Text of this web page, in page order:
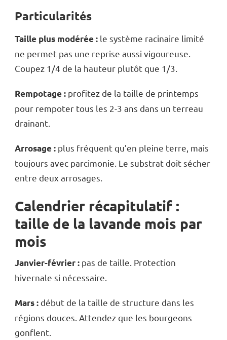
Particularités
Taille plus modérée : le système racinaire limité
ne permet pas une reprise aussi vigoureuse.
Coupez 1/4 de la hauteur plutôt que 1/3.
Rempotage : profitez de la taille de printemps
pour rempoter tous les 2-3 ans dans un terreau
drainant.
Arrosage : plus fréquent qu’en pleine terre, mais
toujours avec parcimonie. Le substrat doit sécher
entre deux arrosages.
Calendrier récapitulatif :
taille de la lavande mois par
mois
Janvier-février : pas de taille. Protection
hivernale si nécessaire.
Mars :début de la taille de structure dans les
régions douces. Attendez que les bourgeons
gonflent.